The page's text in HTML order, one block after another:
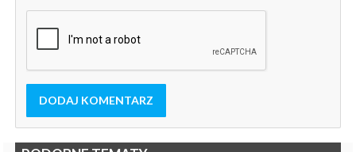
DODAJ KOMENTARZ